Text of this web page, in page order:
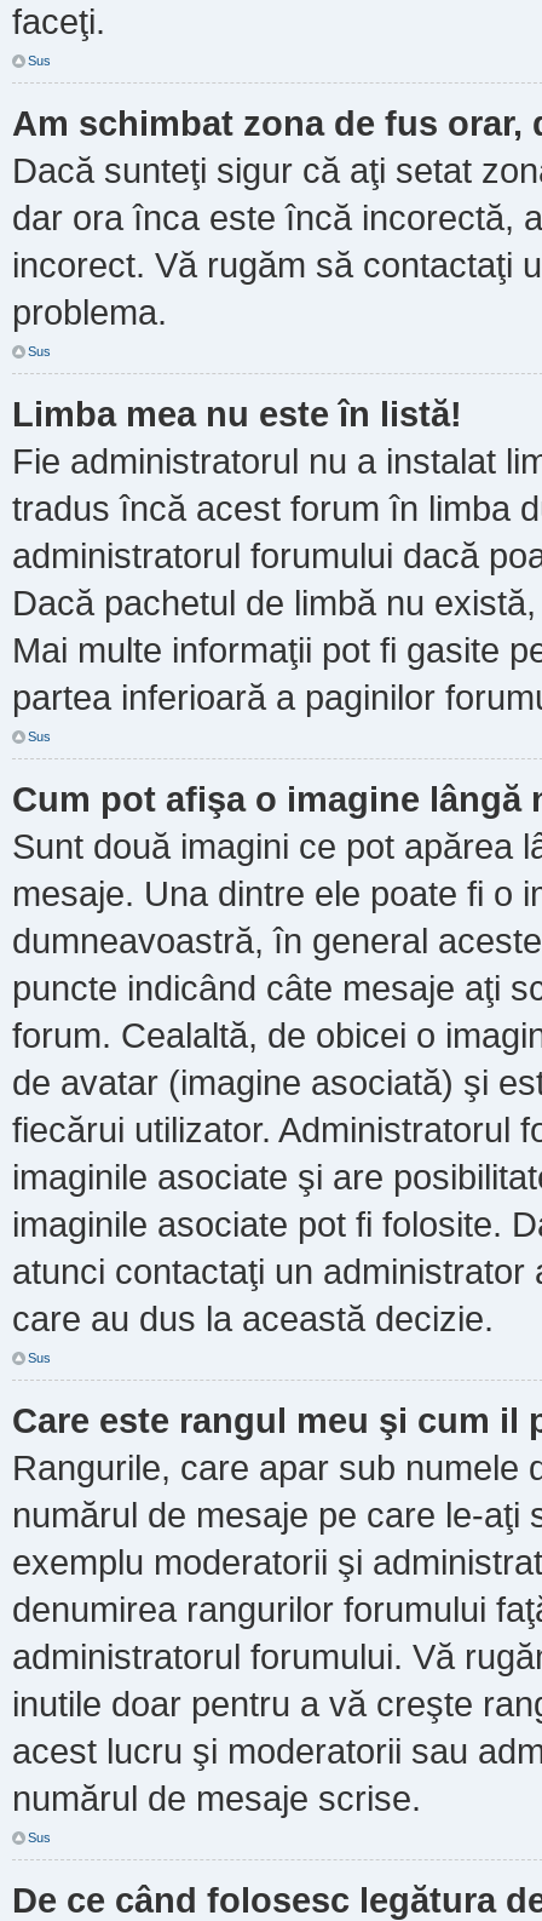
faceţi.
Sus
Am schimbat zona de fus orar,
Dacă sunteţi sigur că aţi setat
dar ora înca este încă incorectă,
incorect. Vă rugăm să contactaţi
problema.
Sus
Limba mea nu este în listă!
Fie administratorul nu a instalat
tradus încă acest forum în limba
administratorul forumului dacă
Dacă pachetul de limbă nu
Mai multe informaţii pot fi gasite
partea inferioară a paginilor
Sus
Cum pot afişa o imagine lângă
Sunt două imagini ce pot apărea
mesaje. Una dintre ele poate fi o
dumneavoastră, în general
puncte indicând câte mesaje aţi
forum. Cealaltă, de obicei o
de avatar (imagine asociată) şi
fiecărui utilizator. Administratorul
imaginile asociate şi are
imaginile asociate pot fi folosite.
atunci contactaţi un
care au dus la această decizie.
Sus
Care este rangul meu şi cum il
Rangurile, care apar sub numele
numărul de mesaje pe care le-aţi
exemplu moderatorii şi
denumirea rangurilor forumului
administratorul forumului. Vă
inutile doar pentru a vă creşte
acest lucru şi moderatorii sau
numărul de mesaje scrise.
Sus
De ce când folosesc legătura